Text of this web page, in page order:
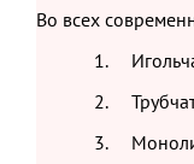
Во всех
1.
2.
3.